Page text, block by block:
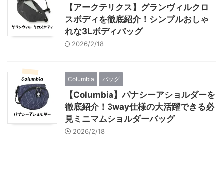
【アークテリクス】グランヴィルクロ
スボディを徹底紹介！シンプルおしゃ
れな3Lボディバッグ
2026/2/18
Columbia バッグ
【Columbia】パナシーアショルダーを
徹底紹介！3way仕様の大活躍できる必
見ミニマムショルダーバッグ
2026/2/18